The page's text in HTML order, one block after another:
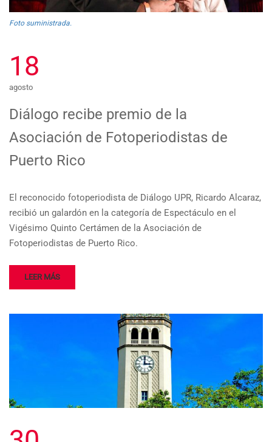
Foto suministrada.
18
agosto
Diálogo recibe premio de la
Asociación de Fotoperiodistas de
Puerto Rico
El reconocido fotoperiodista de Diálogo UPR, Ricardo Alcaraz,
recibió un galardón en la categoría de Espectáculo en el
Vigésimo Quinto Certámen de la Asociación de
Fotoperiodistas de Puerto Rico.
LEER MÁS